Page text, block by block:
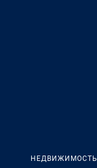
НЕДВИЖИМОСТЬ